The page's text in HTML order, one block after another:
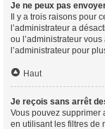
Je ne peux pas
Il y a trois raisons pour
l’administrateur a
ou l’administrateur
l’administrateur pour
Haut
Je reçois sans arrêt
Vous pouvez supprimer
en utilisant les filtres de